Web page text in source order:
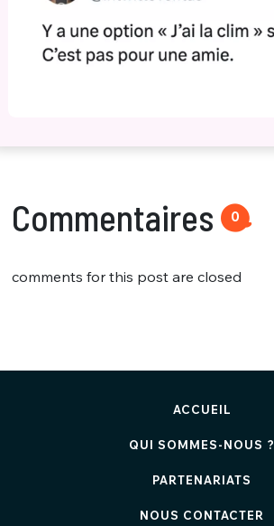
Commentaires 0
comments for this post are closed
ACCUEIL
QUI SOMMES-NOUS ?
PARTENARIATS
NOUS CONTACTER